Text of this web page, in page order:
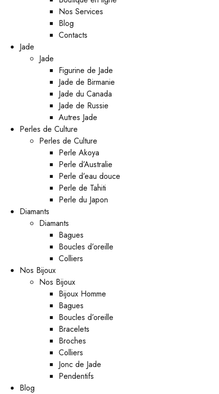
Nos Services
Blog
Contacts
Jade
Jade
Figurine de Jade
Jade de Birmanie
Jade du Canada
Jade de Russie
Autres Jade
Perles de Culture
Perles de Culture
Perle Akoya
Perle d’Australie
Perle d’eau douce
Perle de Tahiti
Perle du Japon
Diamants
Diamants
Bagues
Boucles d’oreille
Colliers
Nos Bijoux
Nos Bijoux
Bijoux Homme
Bagues
Boucles d’oreille
Bracelets
Broches
Colliers
Jonc de Jade
Pendentifs
Blog